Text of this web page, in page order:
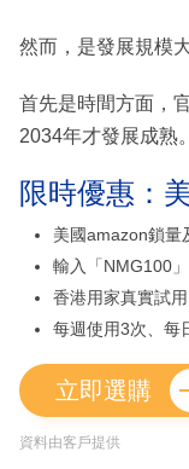
然而，是發展規模
首先是時間方面，
2034年才發展成熟
限時優惠：
美國amazon鎖量
輸入「NMG100
香港用家真實試
每週使用3次、每
立即選購
資料由客戶提供